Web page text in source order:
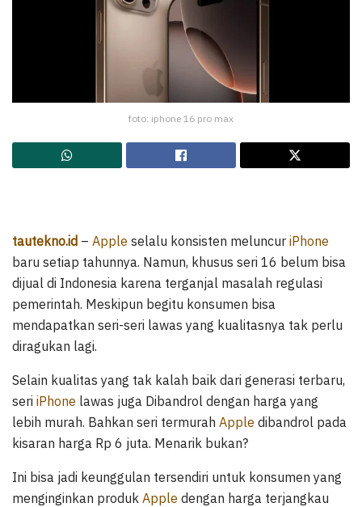
foto: iphone 16 pro max
tautekno.id – Apple selalu konsisten meluncur iPhone
baru setiap tahunnya. Namun, khusus seri 16 belum bisa
dijual di Indonesia karena terganjal masalah regulasi
pemerintah. Meskipun begitu konsumen bisa
mendapatkan seri-seri lawas yang kualitasnya tak perlu
diragukan lagi.
Selain kualitas yang tak kalah baik dari generasi terbaru,
seri iPhone lawas juga Dibandrol dengan harga yang
lebih murah. Bahkan seri termurah Apple dibandrol pada
kisaran harga Rp 6 juta. Menarik bukan?
Ini bisa jadi keunggulan tersendiri untuk konsumen yang
menginginkan produk Apple dengan harga terjangkau